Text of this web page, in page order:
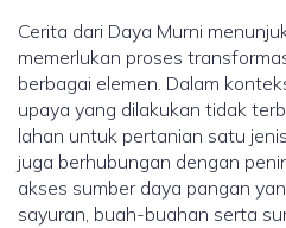
Cerita dari Daya Murni
memerlukan proses
berbagai elemen. Dalam
upaya yang dilakukan tidak
lahan untuk pertanian satu
juga berhubungan dengan
akses sumber daya pangan
sayuran, buah-buahan serta